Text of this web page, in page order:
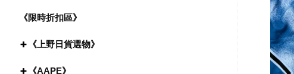
《限時折扣區》
《上野日貨選物》
《AAPE》